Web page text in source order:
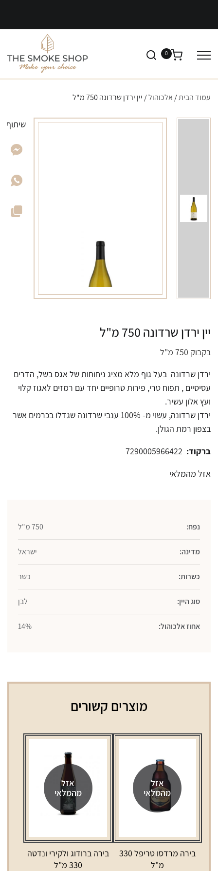
0
עמוד הבית/ אלכוהול/ יין ירדן שרדונה 750 מ"ל
יין ירדן שרדונה 750 מ"ל
בקבוק 750 מ"ל
ירדן שרדונה בעל גוף מלא מציג ניחוחות של אגס בשל, הדרים
עסיסיים , תפוח טרי, פירות טרופיים יחד עם רמזים לאגוז קלוי
ועץ אלון עשיר.
ירדן שרדונה, עשוי מ- 100% ענבי שרדונה שגדלו בכרמים אשר
בצפון רמת הגולן.
ברקוד:
אזל מהמלאי
נפח: 750 מ"ל
מדינה: ישראל
כשרות: כשר
סוג היין: לבן
אחוז אלכוהול: 14%
שיתוף
מוצרים קשורים
אזל
מהמלאי
בירה מרדסו טריפל 330
מ"ל
אזל
מהמלאי
בירה ברודוג ולקירי ונדטה
330 מ"ל